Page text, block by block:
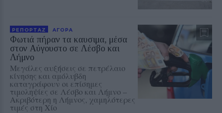
ΡΕΠΟΡΤΑΖ ΑΓΟΡΑ
Φωτιά πήραν τα καυσιμα, μέσα
στον Αύγουστο σε Λέσβο και
Λήμνο
Μεγάλες αυξήσεις σε πετρέλαιο
κίνησης και αμόλυβδη
καταγράφουν οι επίσημες
τιμοληψίες σε Λέσβο και Λήμνο –
Ακριβότερη η Λήμνος, χαμηλότερες
τιμές στη Χίο